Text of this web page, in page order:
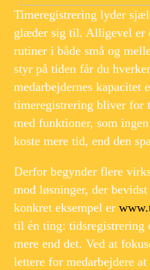
Timeregistrering lyder
glæder sig til. Alligevel er
rutiner i både små og
styr på tiden får du
medarbejdernes
timeregistrering bliver for
med funktioner, som
koste mere tid, end den
Derfor begynder flere
mod løsninger, der
konkret eksempel er
til én ting: tidsregistrering
mere end det. Ved at
lettere for medarbejdere